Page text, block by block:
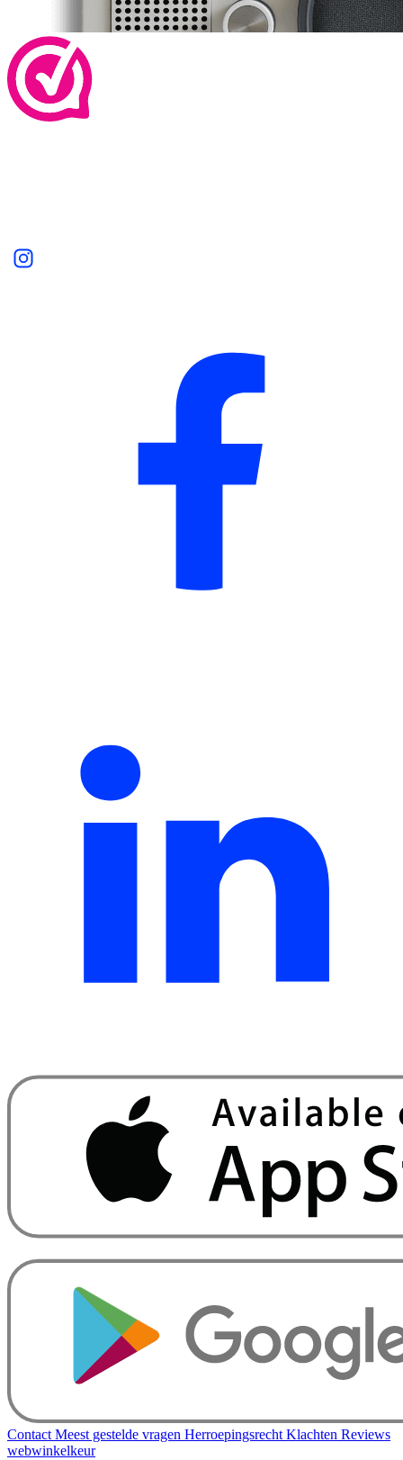
Contact Meest gestelde vragen Herroepingsrecht Klachten Reviews
webwinkelkeur